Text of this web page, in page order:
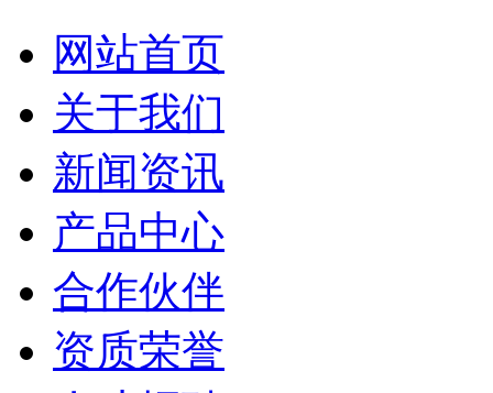
网站首页
关于我们
新闻资讯
产品中心
合作伙伴
资质荣誉